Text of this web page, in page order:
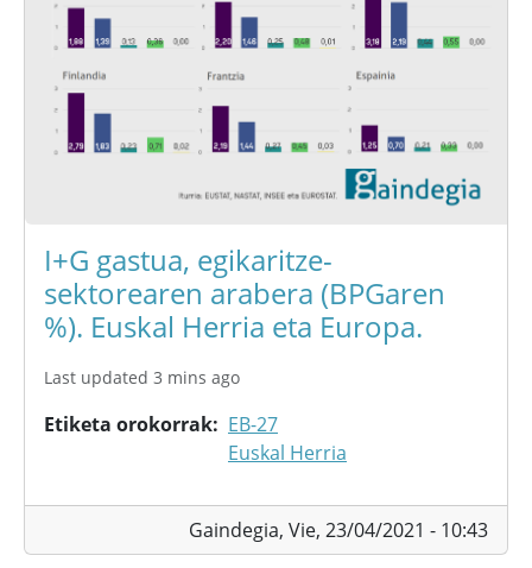
I+G gastua, egikaritze-
sektorearen arabera (BPGaren
%). Euskal Herria eta Europa.
Last updated 3 mins ago
Etiketa orokorrak
EB-27
Euskal Herria
Gaindegia, Vie, 23/04/2021 - 10:43